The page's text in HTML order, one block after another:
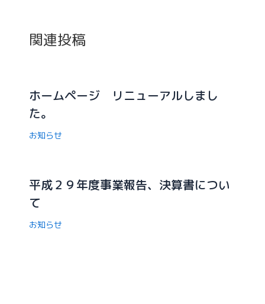
関連投稿
ホームページ リニューアルしまし
た。
お知らせ
平成２９年度事業報告、決算書につい
て
お知らせ